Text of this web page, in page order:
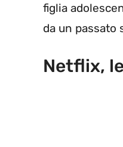
figlia
da un passato
Netflix,